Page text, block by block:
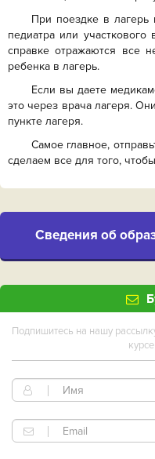
При поездке в лагерь
педиатра или
справке отражаются все
ребенка в лагерь.
Если вы даете
это через врача лагеря.
пункте лагеря.
Самое главное,
сделаем все для того,
Cведения об
Подпишитесь на нашу